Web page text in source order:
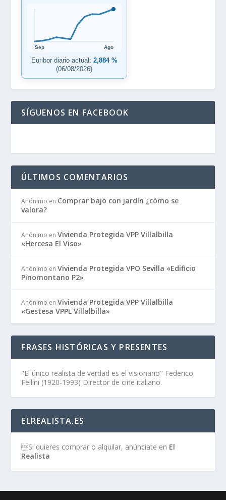
Sep Ago
Euribor diario actual: 2,884 %
(06/08/2026)
SÍGUENOS EN FACEBOOK
ÚLTIMOS COMENTARIOS
Anónimo en Comprar bajo con jardín ¿cómo se
valora?
Anónimo enVivienda Protegida VPP Villalbilla
«Hercesa El Viso»
Anónimo enVivienda Protegida VPO Sevilla «Edificio
Pinomontano P2»
Anónimo enVivienda Protegida VPP Villalbilla
«Gestesa VPPL Villalbilla»
FRASES HISTÓRICAS Y PRESENTES
"El único realista de verdad es el visionario" Federico
Fellini (1920-1993) Director de cine italiano.
ELREALISTA.ES
Si quieres comprar o alquilar, anúnciate en El
Realista